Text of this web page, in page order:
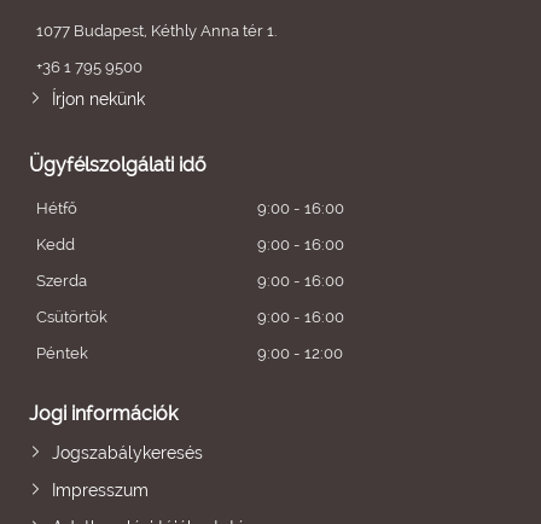
1077 Budapest, Kéthly Anna tér 1.
+36 1 795 9500
Írjon nekünk
Ügyfélszolgálati idő
Hétfő
9:00 - 16:00
Kedd
9:00 - 16:00
Szerda
9:00 - 16:00
Csütörtök
9:00 - 16:00
Péntek
9:00 - 12:00
Jogi információk
Jogszabálykeresés
Impresszum